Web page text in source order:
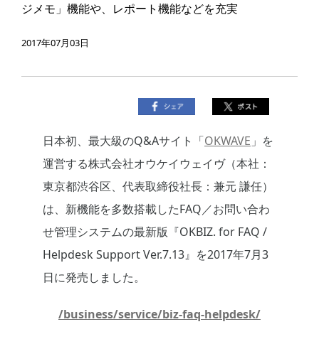
ジメモ」機能や、レポート機能などを充実
2017年07月03日
日本初、最大級のQ&Aサイト「OKWAVE 」を
運営する株式会社オウケイウェイヴ（本社：
東京都渋谷区、代表取締役社長：兼元 謙任）
は、新機能を多数搭載したFAQ／お問い合わ
せ管理システムの最新版『OKBIZ. for FAQ /
Helpdesk Support Ver.7.13』を2017年7月3
日に発売しました。
/business/service/biz-faq-helpdesk/